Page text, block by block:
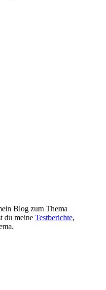
Blog zum Thema
du meine Testberichte,